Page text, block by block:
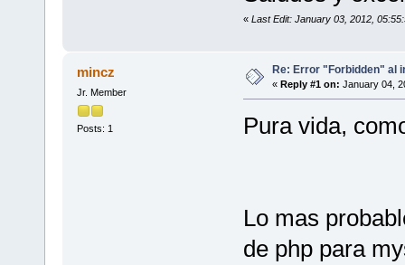
« Last Edit: January 03, 2012,
mincz
Jr. Member
Posts: 1
Re: Error "Forbidden" al
« Reply #1 on: January 04,
Pura vida,
Lo mas
de php para